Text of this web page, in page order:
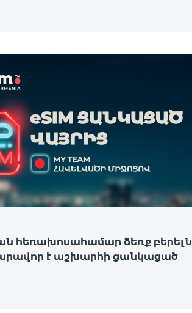
հեռախոսահամար ձեռք բերելն
է աշխարհի ցանկացած